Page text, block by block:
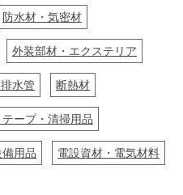
防水材・気密材
外装部材・エクステリア
水管 断熱材
ープ・清掃用品
用品 電設資材・電気材料